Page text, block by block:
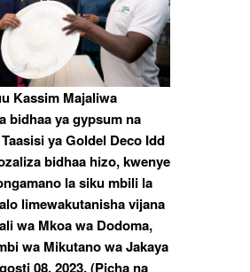
Kassim Majaliwa
bidhaa ya gypsum na
ya Goldel Deco Idd
bidhaa hizo, kwenye
la siku mbili la
limewakutanisha vijana
wa Mkoa wa Dodoma,
wa Mikutano wa Jakaya
08, 2023. (Picha na